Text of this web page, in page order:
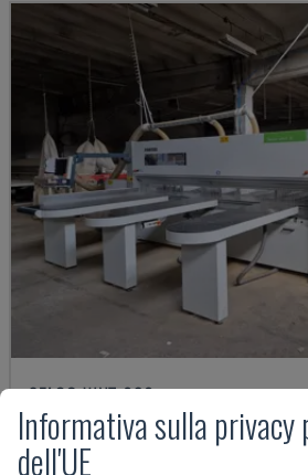
SELCO WNT 630
BIESSE - SEGA PER PANNELLI
POLONIA
Informativa sulla
dell'UE